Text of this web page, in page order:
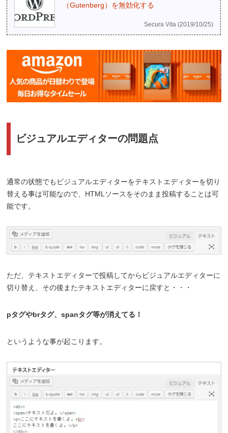
（Gutenberg）を無効化する
Secura Vita (2019/10/25)
ビジュアルエディターの問題点
通常の状態でもビジュアルエディターをテキストエディターを切り
替える事は可能なので、HTMLソースをそのまま投稿することは可
能です。
ただ、テキストエディターで投稿してからビジュアルエディターに
切り替え、その後またテキストエディターに戻すと・・・
pタグやbrタグ、spanタグ等が消えてる！
というような事が起こります。